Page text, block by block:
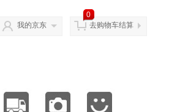
我的京东
0
去购物车结算